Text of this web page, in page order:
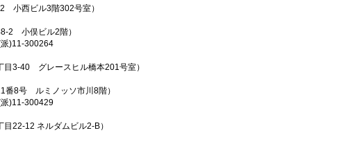
小西ビル3階302号室）
2 小俣ビル2階）
)11-300264
目3-40 グレースヒル橋本201号室）
番8号 ルミノッソ市川8階）
)11-300429
目22-12 ネルダムビル2-B）